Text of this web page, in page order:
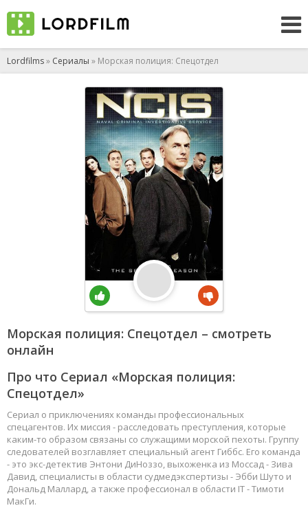
Lordfilms» Сериалы » Морская полиция: Спецотдел
Морская полиция: Спецотдел – смотреть
онлайн
Про что Сериал «Морская полиция:
Спецотдел»
Сериал о приключениях команды профессиональных
спецагентов. Их миссия - расследовать преступления, которые
каким-то образом связаны со служащими морской пехоты. Группу
следователей возглавляет специальный агент Гиббс. Его команда
- это экс-детектив Энтони ДиНоззо, выхоженка из Моссад - Зива
Давид, специалисты в области судмедэкспертизы - Эбби Шуто и
Дональд Маллард, а также профессионал в области IT - Тимоти
МакГи.